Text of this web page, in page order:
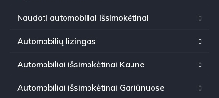
Naudoti automobiliai išsimokėtinai
Automobilių lizingas
Automobiliai išsimokėtinai Kaune
Automobiliai išsimokėtinai Gariūnuose